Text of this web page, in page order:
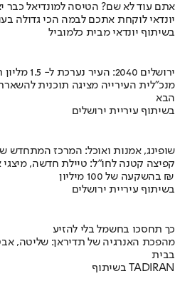
אתם עוד לא שם? הטיסה למונדיאל כבר
יונדאי לוקחת אתכם לבמה הכי גדולה
בשיתוף יונדאי מבית כלמוביל
ירושלים 2040: העיר נערכת ל- 1.5 מליון תושבים
מנכ"לית העירייה מציגה תוכנית
הבא
בשיתוף עיריית ירושלים
שופינג, אמנות ואוכל: המרכז המתחדש
קפיצה קטנה לחו"ל: טיילת חדשה, מיצגי
בהשקעה של 100 מיליון ₪
בשיתוף עיריית ירושלים
כך תחסכו בחשמל בלי להזיע
מהפכת האנרגיה של תדיראן: שליטה,
בבית
בשיתוף TADIRAN